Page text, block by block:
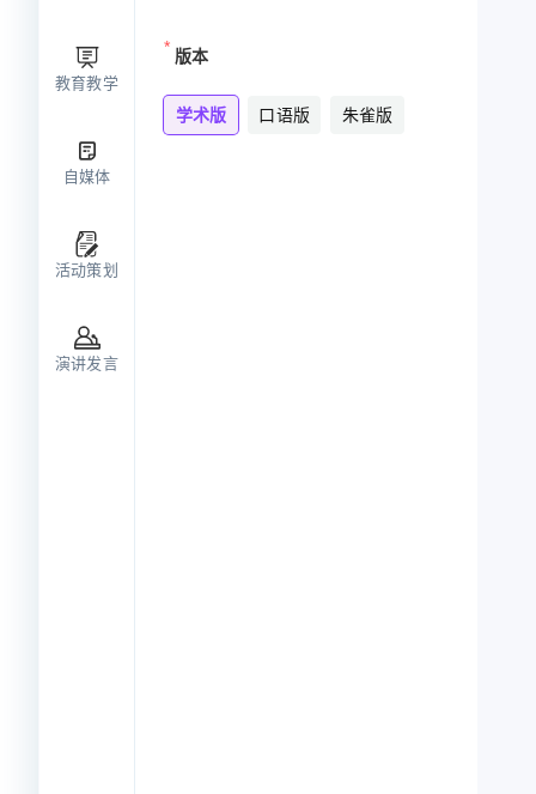
教育教学
自媒体
活动策划
演讲发言
版本
学术版 口语版 朱雀版